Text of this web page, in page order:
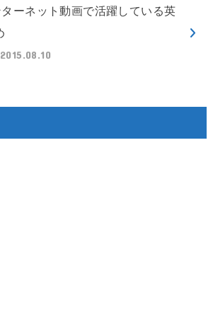
ーネット動画で活躍している英
2015.08.10